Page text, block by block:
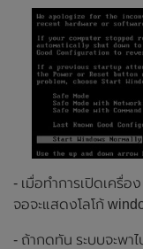
- เมื่อทำการเปิดเครื่
จอจะแสดงโลโก้
- ถ้ากดทัน ระบบจะพา